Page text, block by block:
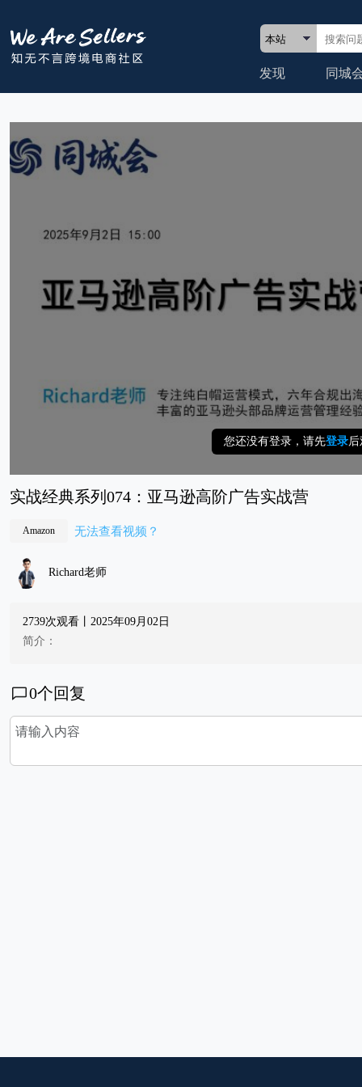
发现 同城
您还没有登录，请先登录
实战经典系列074：亚马逊高阶广告实战营
Amazon 无法查看视频？
Richard老师
2739次观看丨2025年09月02日
简介：
0个回复